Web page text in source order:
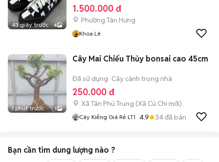
43 giây trước 4
1.500.000 đ
Phường Tân Hưng
Khoa Lê
1 phút trước 1
Cây Mai Chiếu Thủy bonsai cao 45cm
Đã sử dụng Cây cảnh trong nhà
250.000 đ
Xã Tân Phú Trung (Xã Củ Chi mới)
Cây Kiểng Giá Rẻ LT1 4.9 34đã bán
Bạn cần tìm dung lượng nào ?